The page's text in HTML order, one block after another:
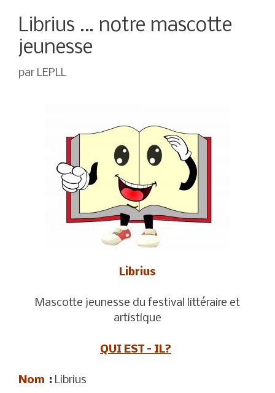
Librius … notre mascotte
jeunesse
par LEPLL
Librius
Mascotte jeunesse du festival littéraire et
artistique
QUI EST – IL?
Nom : Librius